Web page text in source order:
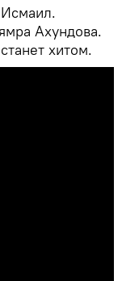
Ахундова.
хитом.